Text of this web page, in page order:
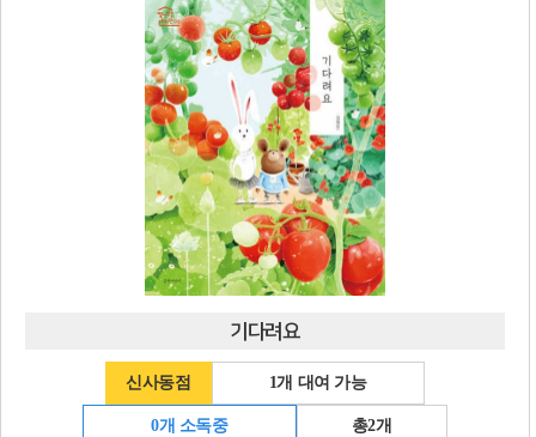
기다려요
신사동점 1개 대여 가능
0개 소독중 총2개